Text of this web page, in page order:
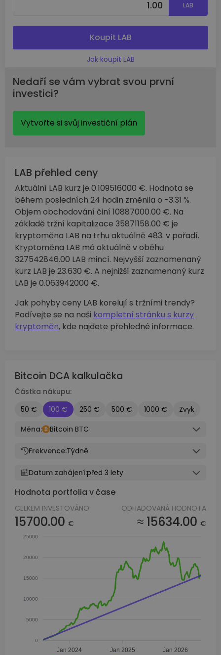
LAB
Koupit LAB
Jak koupit LAB
Nedaří se vám vybrat svou první
investici?
Vytvořte si svůj investiční plán
LAB přehled ceny
Aktuální LAB kurz je 0.109516000 €. Hodnota se
během posledních 24 hodin změnila o -3.31 %.
Objem obchodování činí 10887000.00 €. Na
základě tržní kapitalizace 35871158.00 € je
kryptoměna LAB na trhu aktuálně 483. v pořadí.
Kryptoměna LAB má aktuálně v oběhu
327542846.00 LAB mincí. Nejvyšší zaznamenaný
kurz LAB je 23.630 €. A nejnižší zaznamenaný kurz
LAB je 0.063942000 €.
Jak pohyby ceny LAB korelují s tržními trendy?
Podívejte se na naši kompletní stránku s kurzy
kryptoměn, kde najdete přehledné informace.
Bitcoin DCA kalkulačka
Částka nákupu:
50 €
100 € 250 € 500 € 1000 €
Zvyk
Měna:
Bitcoin BTC
Frekvence:Týdně
Datum zahájení:před 3 lety
Hodnota portfolia v čase
CELKEM INVESTOVÁNO
15700.00 €
ODHADOVANÁ HODNOTA
≈ 15634.00 €
25000
20000
15000
10000
5000
0
Jan 2024 Jan 2025 Jan 2026